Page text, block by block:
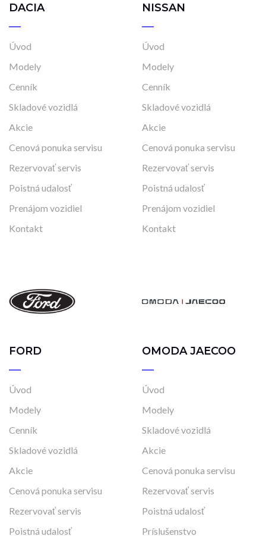
DACIA
Úvod
Modely
Cenník
Skladové vozidlá
Akcie
Cenová ponuka servisu
Rezervovať servis
Poistná udalosť
Prenájom vozidiel
Kontakt
NISSAN
Úvod
Modely
Cenník
Skladové vozidlá
Akcie
Cenová ponuka servisu
Rezervovať servis
Poistná udalosť
Prenájom vozidiel
Kontakt
FORD
Úvod
Modely
Cenník
Skladové vozidlá
Akcie
Cenová ponuka servisu
Rezervovať servis
Poistná udalosť
OMODA JAECOO
Úvod
Modely
Skladové vozidlá
Akcie
Cenová ponuka servisu
Rezervovať servis
Poistná udalosť
Príslušenstvo